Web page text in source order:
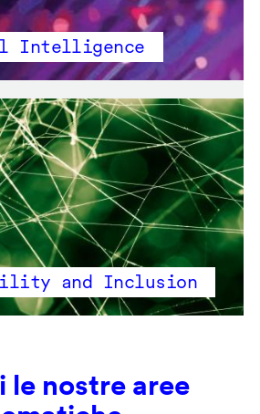
Intelligence
and Inclusion
le nostre aree